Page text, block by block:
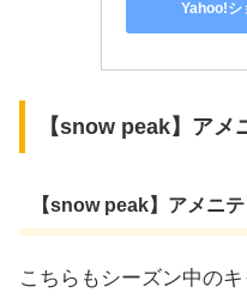
Yahoo!シ
【snow peak】アメ
【snow peak】アメニ
こちらもシーズン中の